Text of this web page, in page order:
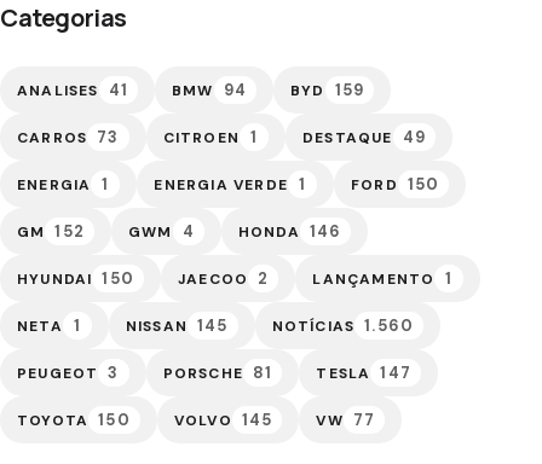
Categorias
ANALISES 41 BMW 94 BYD 159
CARROS 73 CITROEN 1 DESTAQUE 49
ENERGIA 1 ENERGIA VERDE 1 FORD 150
GM 152 GWM 4 HONDA 146
HYUNDAI 150 JAECOO 2 LANÇAMENTO 1
NETA 1 NISSAN 145 NOTÍCIAS 1.560
PEUGEOT 3 PORSCHE 81 TESLA 147
TOYOTA 150 VOLVO 145 VW 77